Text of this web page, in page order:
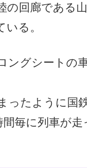
の回廊である
る。
ングシートの
ったように国
毎に列車が